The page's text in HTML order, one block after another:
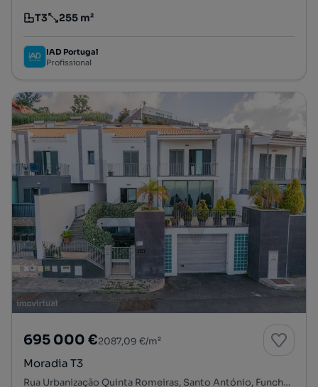
Tipologia
T3
Preço por metro quadrado
255 m²
IAD Portugal
Profissional
695 000 €2087,09 €/m²
Moradia T3
Rua Urbanização Quinta Romeiras, Santo António, Funchal, Ilha da Madeira